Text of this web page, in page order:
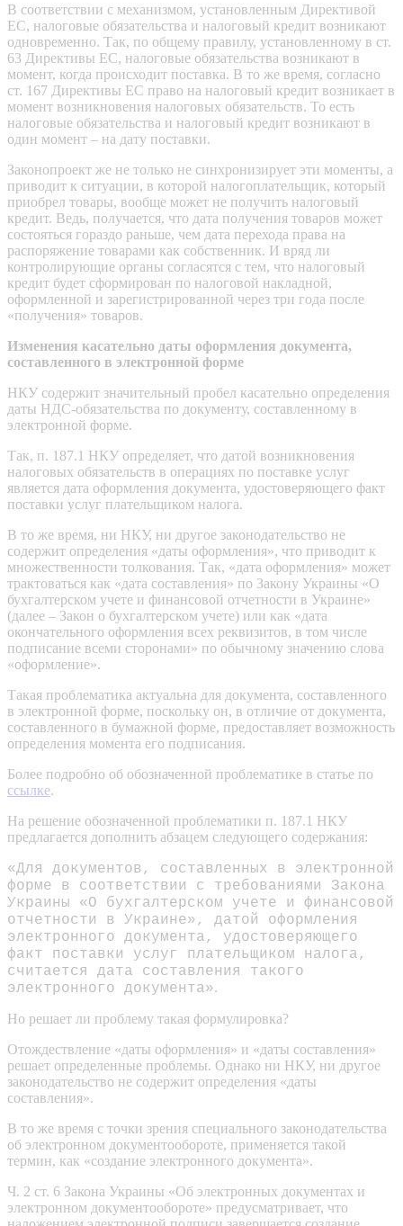
В соответствии с механизмом, установленным Директивой
ЕС, налоговые обязательства и налоговый кредит возникают
одновременно. Так, по общему правилу, установленному в ст.
63 Директивы ЕС, налоговые обязательства возникают в
момент, когда происходит поставка. В то же время, согласно
ст. 167 Директивы ЕС право на налоговый кредит возникает в
момент возникновения налоговых обязательств. То есть
налоговые обязательства и налоговый кредит возникают в
один момент – на дату поставки.
Законопроект же не только не синхронизирует эти моменты, а
приводит к ситуации, в которой налогоплательщик, который
приобрел товары, вообще может не получить налоговый
кредит. Ведь, получается, что дата получения товаров может
состояться гораздо раньше, чем дата перехода права на
распоряжение товарами как собственник. И вряд ли
контролирующие органы согласятся с тем, что налоговый
кредит будет сформирован по налоговой накладной,
оформленной и зарегистрированной через три года после
«получения» товаров.
Изменения касательно даты оформления документа,
составленного в электронной форме
НКУ содержит значительный пробел касательно определения
даты НДС-обязательства по документу, составленному в
электронной форме.
Так, п. 187.1 НКУ определяет, что датой возникновения
налоговых обязательств в операциях по поставке услуг
является дата оформления документа, удостоверяющего факт
поставки услуг плательщиком налога.
В то же время, ни НКУ, ни другое законодательство не
содержит определения «даты оформления», что приводит к
множественности толкования. Так, «дата оформления» может
трактоваться как «дата составления» по Закону Украины «О
бухгалтерском учете и финансовой отчетности в Украине»
(далее – Закон о бухгалтерском учете) или как «дата
окончательного оформления всех реквизитов, в том числе
подписание всеми сторонами» по обычному значению слова
«оформление».
Такая проблематика актуальна для документа, составленного
в электронной форме, поскольку он, в отличие от документа,
составленного в бумажной форме, предоставляет возможность
определения момента его подписания.
Более подробно об обозначенной проблематике в статье по
ссылке.
На решение обозначенной проблематики п. 187.1 НКУ
предлагается дополнить абзацем следующего содержания:
«Для документов, составленных в электронной
форме в соответствии с требованиями Закона
Украины «О бухгалтерском учете и финансовой
отчетности в Украине», датой оформления
электронного документа, удостоверяющего
факт поставки услуг плательщиком налога,
считается дата составления такого
электронного документа».
Но решает ли проблему такая формулировка?
Отождествление «даты оформления» и «даты составления»
решает определенные проблемы. Однако ни НКУ, ни другое
законодательство не содержит определения «даты
составления».
В то же время с точки зрения специального законодательства
об электронном документообороте, применяется такой
термин, как «создание электронного документа».
Ч. 2 ст. 6 Закона Украины «Об электронных документах и
электронном документообороте» предусматривает, что